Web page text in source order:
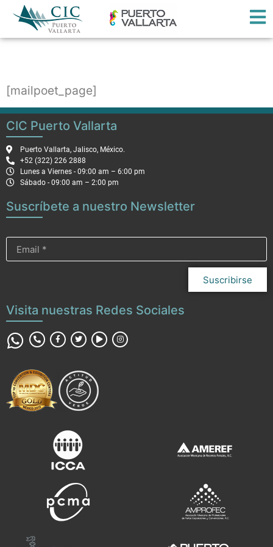
[mailpoet_page]
CIC Puerto Vallarta
Puerto Vallarta, Jalisco, México.
+52 (322) 226 2888
Lunes a Viernes - 09:00 am – 6:00 pm
Sábado - 09:00 am – 2:00 pm
Suscríbete a nuestro Newsletter
Suscribirse
Visita nuestras Redes Sociales